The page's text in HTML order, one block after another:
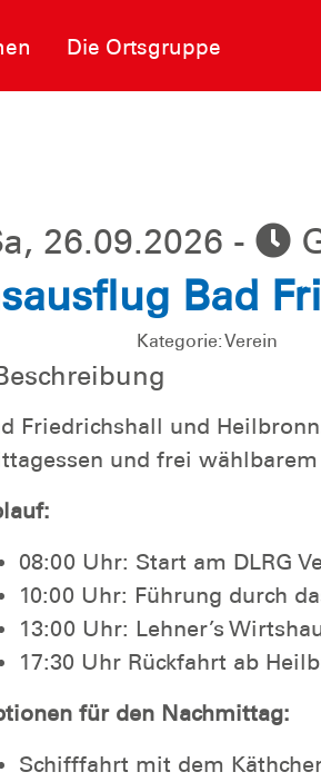
Die Ortsgruppe
26.09.2026 -
Bad
Kategorie: Verein
Friedrichshall und
und frei
08:00 Uhr: Start am DLRG
10:00 Uhr: Führung durch
13:00 Uhr: Lehner’s
17:30 Uhr Rückfahrt ab
für den Nachmittag:
Schifffahrt mit dem